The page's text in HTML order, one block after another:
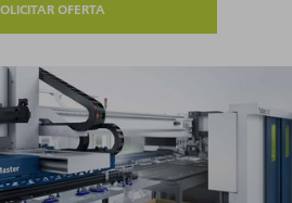
OFERTA